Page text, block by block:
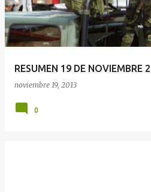
RESUMEN 19 DE NOVIEMBRE
noviembre 19, 2013
0